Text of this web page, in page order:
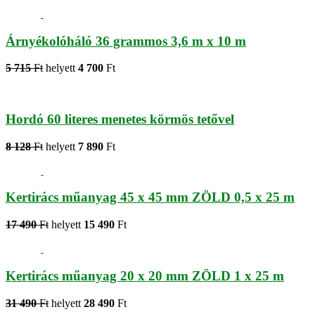
Árnyékolóháló 36 grammos 3,6 m x 10 m
5 715 Ft helyett 4 700 Ft
Hordó 60 literes menetes körmös tetővel
8 128 Ft helyett 7 890 Ft
Kertirács műanyag 45 x 45 mm ZÖLD 0,5 x 25 m
17 490 Ft helyett 15 490 Ft
Kertirács műanyag 20 x 20 mm ZÖLD 1 x 25 m
31 490 Ft helyett 28 490 Ft